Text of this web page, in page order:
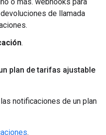
de llamada
.
plan de tarifas ajustable
notificaciones de un plan
.